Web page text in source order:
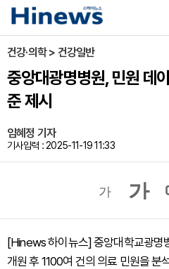
건강·의학 > 건강일반
중앙대광명병원, 민원 데
준 제시
임혜정 기자
기사입력 : 2025-11-19 11:33
가 가
[Hinews 하이뉴스] 중앙대학교광명
개원 후 1100여 건의 의료 민원을 분